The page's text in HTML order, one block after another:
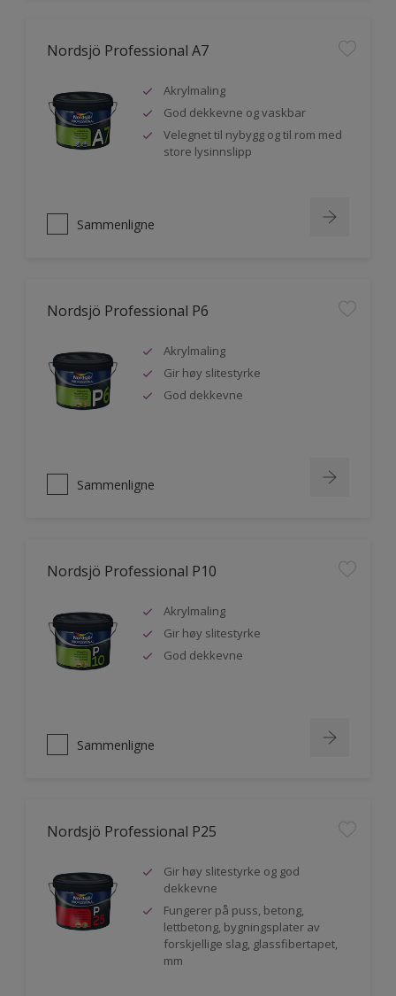
Nordsjö Professional A7
Akrylmaling
God dekkevne og vaskbar
Velegnet til nybygg og til rom med
store lysinnslipp
Sammenligne
Nordsjö Professional P6
Akrylmaling
Gir høy slitestyrke
God dekkevne
Sammenligne
Nordsjö Professional P10
Akrylmaling
Gir høy slitestyrke
God dekkevne
Sammenligne
Nordsjö Professional P25
Gir høy slitestyrke og god
dekkevne
Fungerer på puss, betong,
lettbetong, bygningsplater av
forskjellige slag, glassfibertapet,
mm